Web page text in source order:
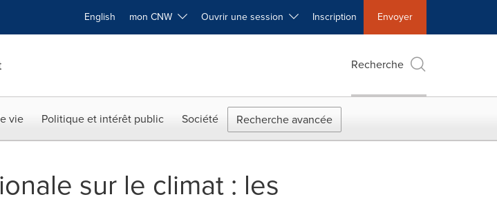
English mon CNW Ouvrir une session Inscription Envoyer
Recherche
vie Politique et intérêt public Société Recherche avancée
sur le climat : les